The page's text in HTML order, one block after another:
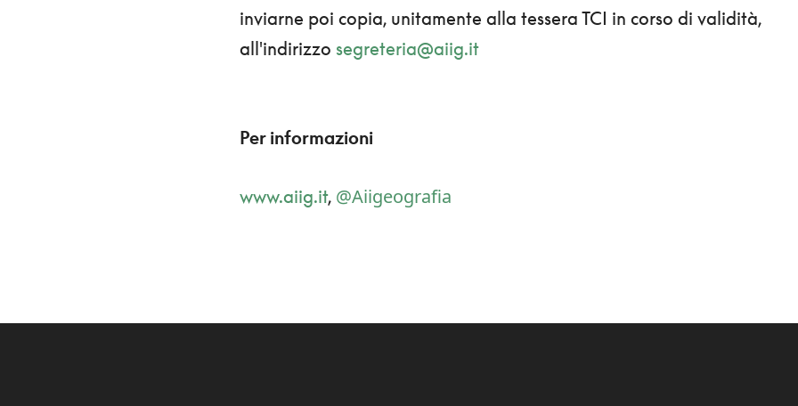
inviarne poi copia, unitamente alla tessera TCI in corso di validità,
all'indirizzo segreteria@aiig.it
Per informazioni
www.aiig.it, @Aiigeografia